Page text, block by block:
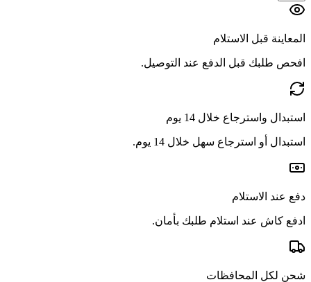
المعاينة قبل الاستلام
افحص طلبك قبل الدفع عند التوصيل.
استبدال واسترجاع خلال 14 يوم
استبدال أو استرجاع سهل خلال 14 يوم.
دفع عند الاستلام
ادفع كاش عند استلام طلبك بأمان.
شحن لكل المحافظات